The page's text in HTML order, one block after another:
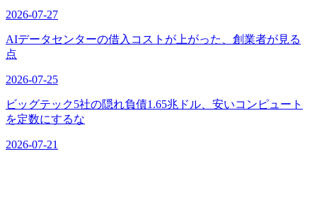
2026-07-27
AIデータセンターの借入コストが上がった、創業者が見る
点
2026-07-25
ビッグテック5社の隠れ負債1.65兆ドル、安いコンピュート
を定数にするな
2026-07-21